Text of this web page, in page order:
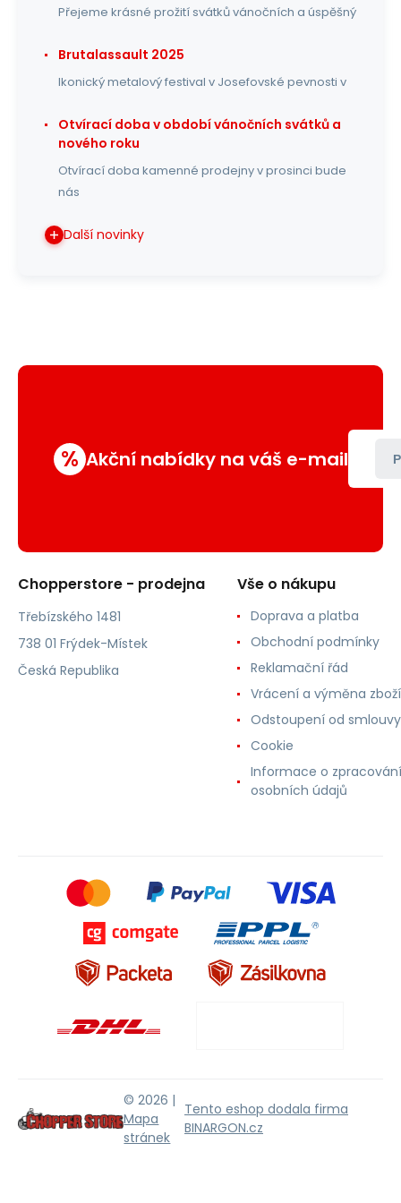
Přejeme krásné prožití svátků vánočních a úspěšný
Brutalassault 2025
Ikonický metalový festival v Josefovské pevnosti v
Otvírací doba v období vánočních svátků a
nového roku
Otvírací doba kamenné prodejny v prosinci bude
nás
Další novinky
% Akční nabídky na váš e-mail
Chopperstore - prodejna
Třebízského 1481
738 01 Frýdek-Místek
Česká Republika
Vše o nákupu
Doprava a platba
Obchodní podmínky
Reklamační řád
Vrácení a výměna zboží
Odstoupení od smlouvy
Cookie
Informace o zpracování
osobních údajů
© 2026 |
Mapa
stránek
Tento eshop dodala firma
BINARGON.cz